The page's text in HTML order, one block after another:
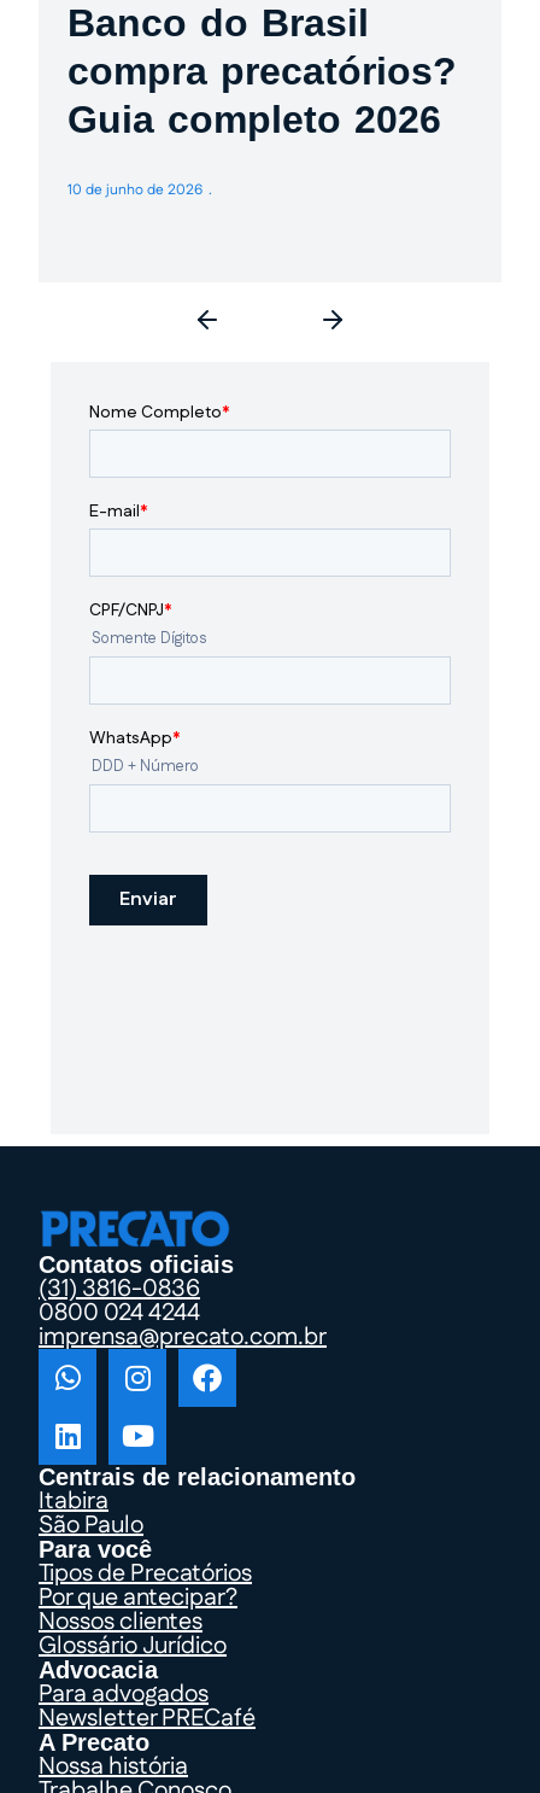
Banco do Brasil
compra precatórios?
Guia completo 2026
10 de junho de 2026
Contatos oficiais
(31) 3816-0836
0800 024 4244
imprensa@precato.com.br
Centrais de relacionamento
Itabira
São Paulo
Para você
Tipos de Precatórios
Por que antecipar?
Nossos clientes
Glossário Jurídico
Advocacia
Para advogados
Newsletter PRECafé
A Precato
Nossa história